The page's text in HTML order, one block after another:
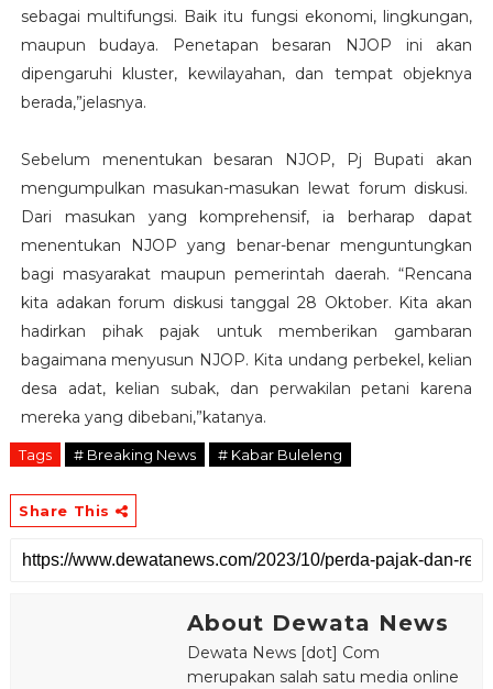
sebagai multifungsi. Baik itu fungsi ekonomi, lingkungan,
maupun budaya. Penetapan besaran NJOP ini akan
dipengaruhi kluster, kewilayahan, dan tempat objeknya
berada,”jelasnya.
Sebelum menentukan besaran NJOP, Pj Bupati akan
mengumpulkan masukan-masukan lewat forum diskusi.
Dari masukan yang komprehensif, ia berharap dapat
menentukan NJOP yang benar-benar menguntungkan
bagi masyarakat maupun pemerintah daerah. “Rencana
kita adakan forum diskusi tanggal 28 Oktober. Kita akan
hadirkan pihak pajak untuk memberikan gambaran
bagaimana menyusun NJOP. Kita undang perbekel, kelian
desa adat, kelian subak, dan perwakilan petani karena
mereka yang dibebani,”katanya.
Tags # Breaking News # Kabar Buleleng
Share This
About Dewata News
Dewata News [dot] Com
merupakan salah satu media online